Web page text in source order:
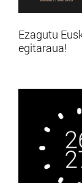
Ezagutu
egitaraua!